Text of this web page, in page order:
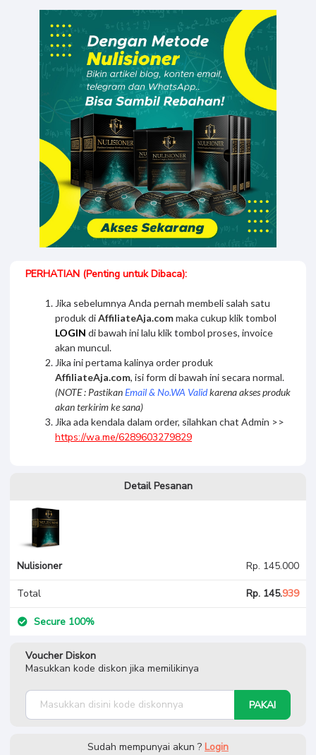
PERHATIAN (Penting untuk Dibaca):
Jika sebelumnya Anda pernah membeli salah satu
produk diAffiliateAja.commaka cukup klik tombol
LOGIN di bawah ini lalu klik tombol proses, invoice
akan muncul.
Jika ini pertama kalinya order produk
AffiliateAja.com, isi form di bawah ini secara normal.
(NOTE : PastikanEmail & No.WA Validkarena akses produk
akan terkirim ke sana)
Jika ada kendala dalam order, silahkan chat Admin >>
https://wa.me/6289603279829
Detail Pesanan
Nulisioner Rp. 145.000
Total Rp. 145.939
Secure 100%
Voucher Diskon
Masukkan kode diskon jika memilikinya
PAKAI
Sudah mempunyai akun ? Login
telah membeli
Nulisioner
2 tahun sebelumnya